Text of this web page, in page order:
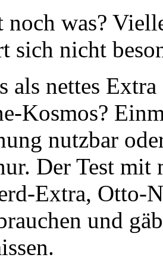
noch was?
sich nicht
als nettes
Kosmos?
nutzbar
Der Test mit
Extra, Otto-
und